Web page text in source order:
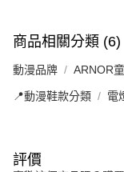
商品相關分類 (6)
動漫品牌 ARNOR
📍動漫鞋款分類 電
評價